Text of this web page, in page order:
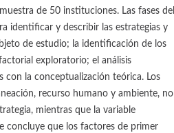
de 50 instituciones. Las fases del
identificar y describir las estrategias y
de estudio; la identificación de los
exploratorio; el análisis
la conceptualización teórica. Los
recurso humano y ambiente, no
mientras que la variable
concluye que los factores de primer